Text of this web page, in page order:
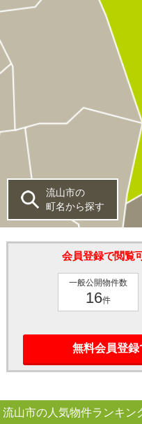
流山市の
町名から探す
会員登録で閲覧
一般公開物件数
16件
無料会員登
流山市の人気物件ランキン